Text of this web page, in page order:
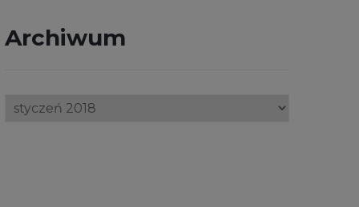
Archiwum
Archiwum